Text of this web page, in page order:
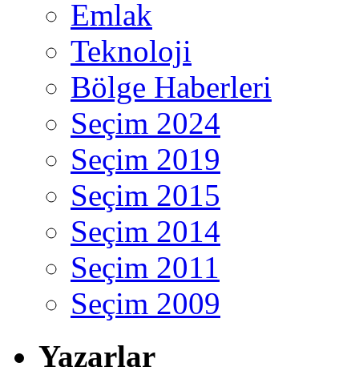
Emlak
Teknoloji
Bölge Haberleri
Seçim 2024
Seçim 2019
Seçim 2015
Seçim 2014
Seçim 2011
Seçim 2009
Yazarlar